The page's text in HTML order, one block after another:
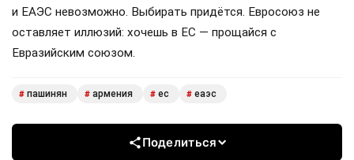
и ЕАЭС невозможно. Выбирать придётся. Евросоюз не
оставляет иллюзий: хочешь в ЕС — прощайся с
Евразийским союзом.
# пашинян # армения # ес # еаэс
Поделиться